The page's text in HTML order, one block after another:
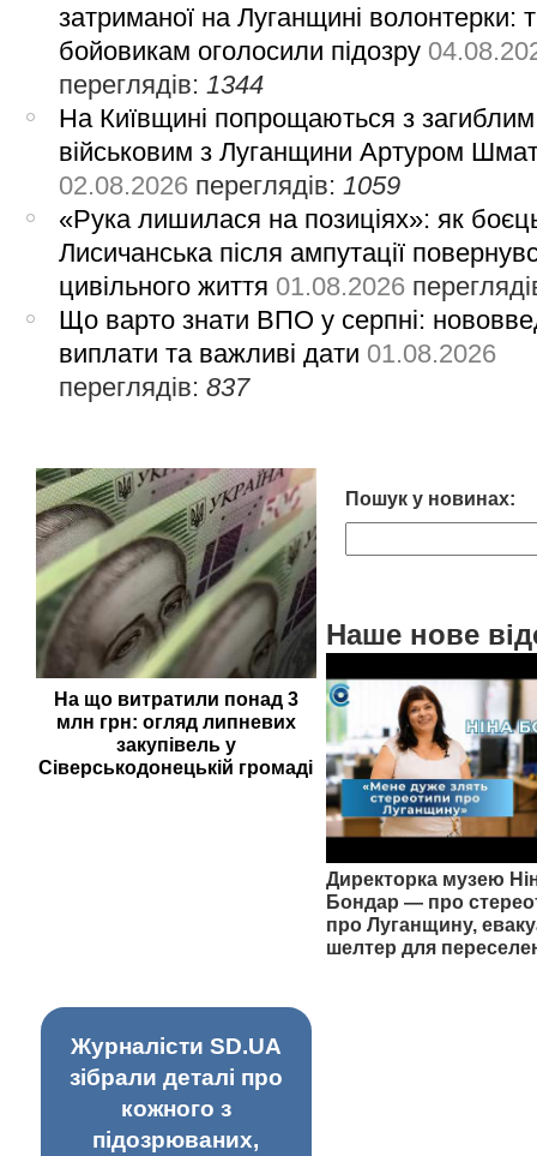
затриманої на Луганщині волонтерки:
бойовикам оголосили підозру
переглядів: 1344
На Київщині попрощаються з загиблим
військовим з Луганщини Артуром
02.08.2026 переглядів: 1059
«Рука лишилася на позиціях»: як
Лисичанська після ампутації
цивільного життя 01.08.2026
Що варто знати ВПО у серпні:
виплати та важливі дати 01.08.2026
переглядів:837
На що витратили понад 3
млн грн: огляд липневих
закупівель у
Сіверськодонецькій громаді
Пошук у новинах:
Наше нове
Директорка музею
Бондар — про
про Луганщину,
шелтер для
Журналісти SD.UA
зібрали деталі про
кожного з
підозрюваних,